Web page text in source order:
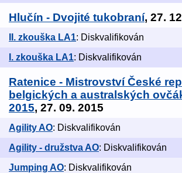
Hlučín - Dvojité tukobraní, 27.
II. zkouška LA1: Diskvalifikován
I. zkouška LA1: Diskvalifikován
Ratenice - Mistrovství České
belgických a australských
2015, 27. 09. 2015
Agility AO: Diskvalifikován
Agility - družstva AO: Diskvalifikován
Jumping AO: Diskvalifikován